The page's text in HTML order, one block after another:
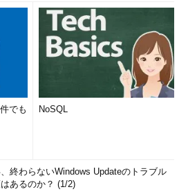
でも
NoSQL
終わらないWindows Updateのトラブル
あるのか？ (1/2)